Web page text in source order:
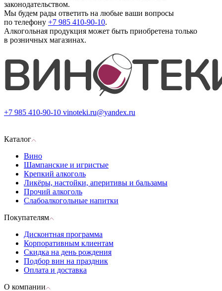
законодательством.
Мы будем рады ответить на любые ваши вопросы
по телефону +7 985 410-90-10.
Алкогольная продукция может быть приобретена только
в розничных магазинах.
+7 985 410-90-10 vinoteki.ru@yandex.ru
Каталог
Вино
Шампанские и игристые
Крепкий алкоголь
Ликёры, настойки, аперитивы и бальзамы
Прочий алкоголь
Слабоалкогольные напитки
Покупателям
Дисконтная программа
Корпоративным клиентам
Скидка на день рождения
Подбор вин на праздник
Оплата и доставка
О компании